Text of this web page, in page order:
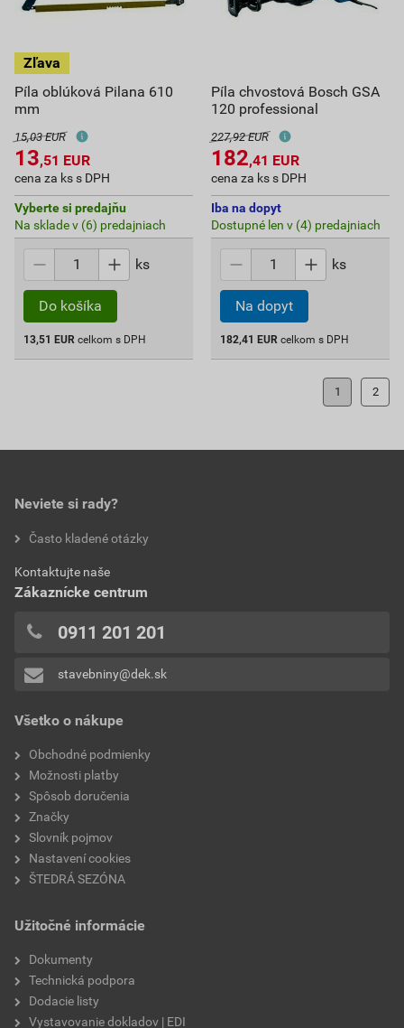
Píla oblúková Pilana 610
mm
15,03 EUR
13,51 EUR
cena za ks s DPH
Vyberte si predajňu
Na sklade v (6) predajniach
ks
Do košíka
13,51 EUR celkom s DPH
Píla chvostová Bosch GSA
120 professional
227,92 EUR
182,41 EUR
cena za ks s DPH
Iba na dopyt
Dostupné len v (4) predajniach
ks
Na dopyt
182,41 EUR celkom s DPH
1 2
Všetko o nákupe
Obchodné podmienky
Možnosti platby
Spôsob doručenia
Značky
Slovník pojmov
Nastavení cookies
ŠTEDRÁ SEZÓNA
Užitočné informácie
Dokumenty
Technická podpora
Dodacie listy
Vystavovanie dokladov | EDI
Neviete si rady?
Často kladené otázky
Kontaktujte naše
Zákaznícke centrum
0911 201 201
stavebniny@dek.sk